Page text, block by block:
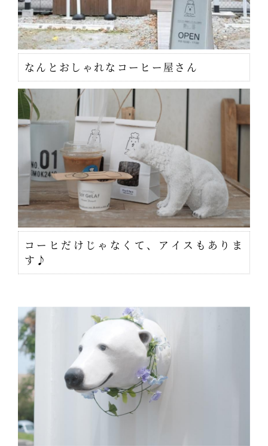
なんとおしゃれなコーヒー屋さん
コーヒだけじゃなくて、アイスもありま
す♪